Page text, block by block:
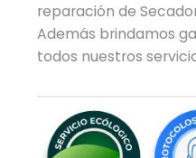
reparación de
Además brindamos
todos nuestros